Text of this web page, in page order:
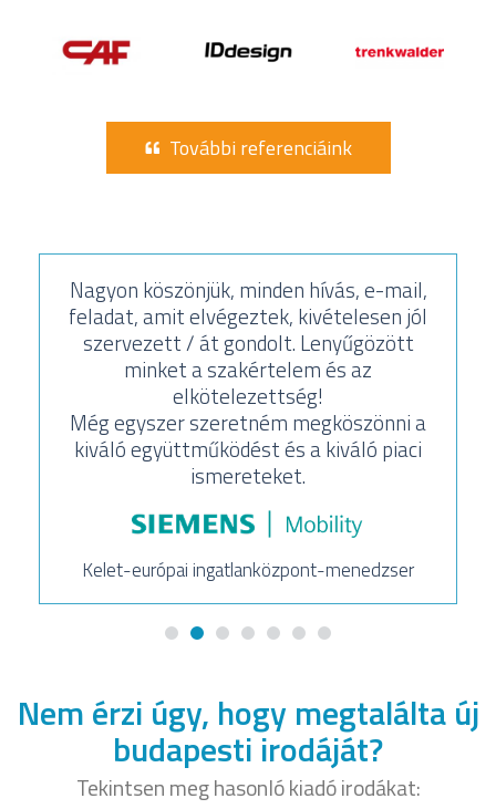
További referenciáink
Nagyon köszönjük, minden hívás, e-mail,
feladat, amit elvégeztek, kivételesen jól
szervezett / át gondolt. Lenyűgözött
minket a szakértelem és az
elkötelezettség!
Még egyszer szeretném megköszönni a
kiváló együttműködést és a kiváló piaci
ismereteket.
Kelet-európai ingatlanközpont-menedzser
Nem érzi úgy, hogy megtalálta új
budapesti irodáját?
Tekintsen meg hasonló kiadó irodákat: